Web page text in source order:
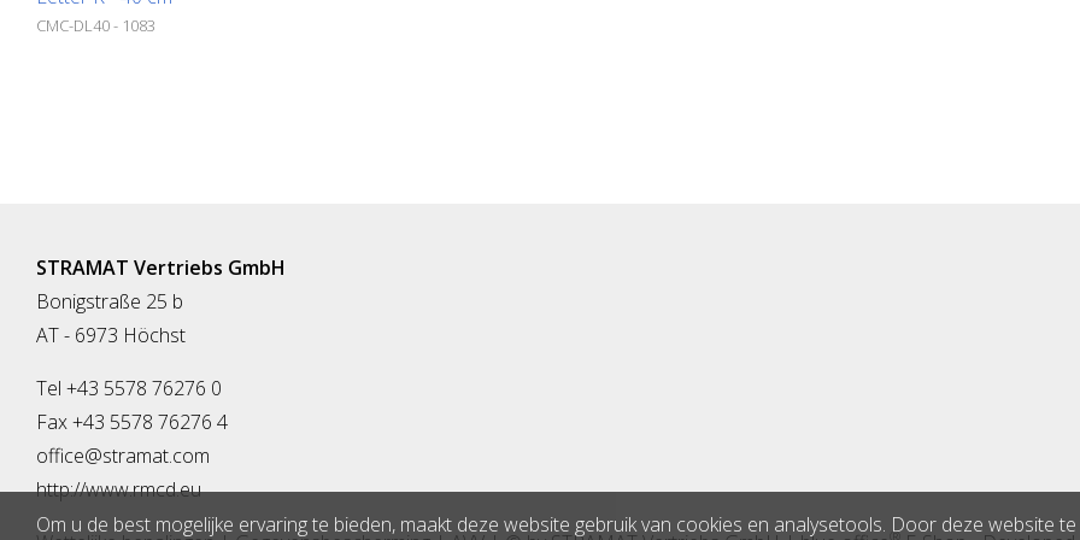
CMC-DL40 - 1083
STRAMAT Vertriebs GmbH
Bonigstraße 25 b
AT - 6973 Höchst
Tel +43 5578 76276 0
Fax +43 5578 76276 4
office@stramat.com
http://www.rmcd.eu
Om u de best mogelijke ervaring te bieden, maakt deze website gebruik van cookies en analysetools. Door deze website